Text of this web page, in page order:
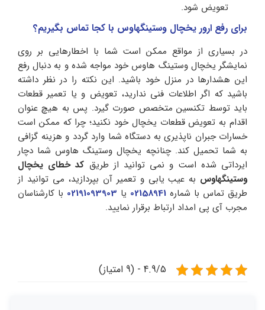
تعویض شود.
برای رفع ارور یخچال وستینگهاوس با کجا تماس بگیریم؟
در بسیاری از مواقع ممکن است شما با اخطارهایی بر روی
نمایشگر یخچال وستینگ هاوس خود مواجه شده و به دنبال رفع
این هشدارها در منزل خود باشید. این نکته را در نظر داشته
باشید که اگر اطلاعات فنی ندارید، تعویض و یا تعمیر قطعات
باید توسط تکنسین متخصص صورت گیرد. پس به هیچ عنوان
اقدام به تعویض قطعات یخچال خود نکنید؛ چرا که ممکن است
خسارات جبران ناپذیری به دستگاه شما وارد گردد و هزینه گزافی
به شما تحمیل کند. چنانچه یخچال وستینگ هاوس شما دچار
ایرداتی شده است و نمی توانید از طریق کد خطای یخچال
وستینگهاوس به عیب یابی و تعمیر آن بپردازید، می توانید از
طریق تماس با شماره 02158941 یا 02191093903 با کارشناسان
مجرب آی پی امداد ارتباط برقرار نمایید.
4.9/5 - (9 امتیاز)